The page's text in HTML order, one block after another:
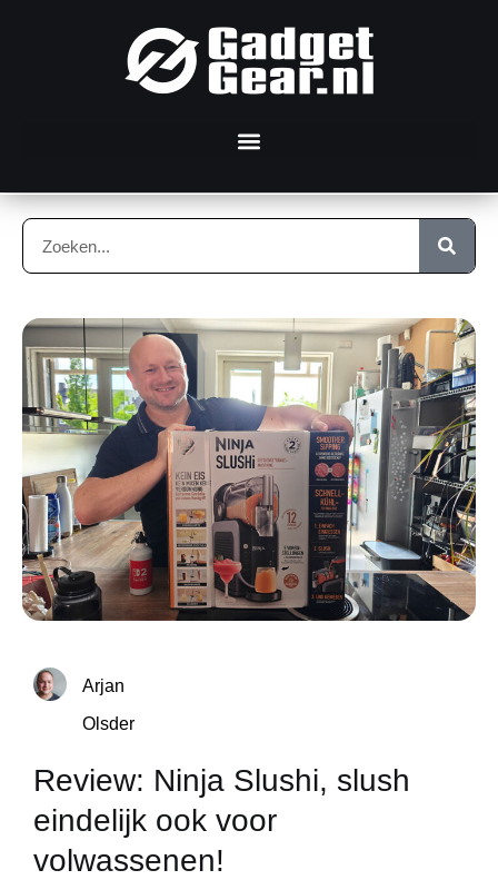
Arjan
Olsder
Review: Ninja Slushi, slush
eindelijk ook voor
volwassenen!